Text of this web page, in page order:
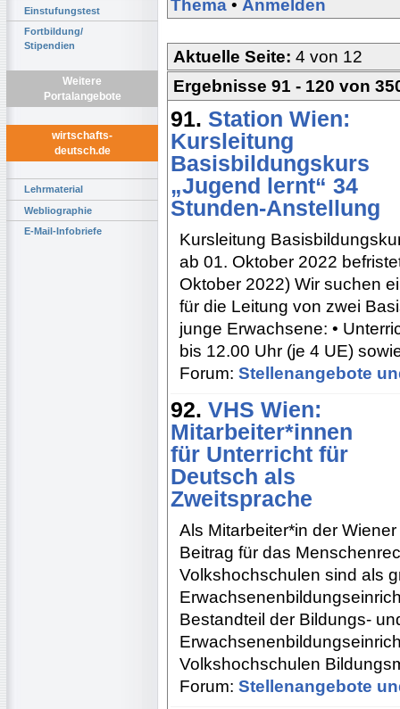
Einstufungstest
Fortbildung/
Stipendien
Weitere
Portalangebote
wirtschafts-
deutsch.de
Lehrmaterial
Webliographie
E-Mail-Infobriefe
Thema • Anmelden
Aktuelle Seite: 4 von 12
Ergebnisse 91 - 120 von
91. Station Wien:
Kursleitung
Basisbildungskurs
„Jugend lernt“ 34
Stunden-Anstellung
Kursleitung
ab 01. Oktober 2022
Oktober 2022) Wir suchen
für die Leitung von zwei
junge Erwachsene: •
bis 12.00 Uhr (je 4 UE)
Forum: Stellenangebote
92. VHS Wien:
Mitarbeiter*innen
für Unterricht für
Deutsch als
Zweitsprache
Als Mitarbeiter*in der
Beitrag für das
Volkshochschulen sind als
Bestandteil der Bildungs-
Volkshochschulen
Forum: Stellenangebote